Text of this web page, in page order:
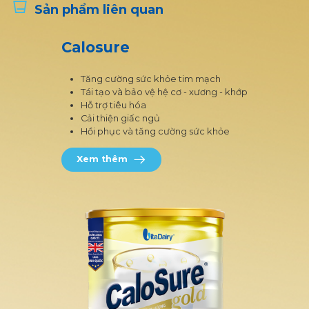
Sản phẩm liên quan
Calosure
Tăng cường sức khỏe tim mạch
Tái tạo và bảo vệ hệ cơ - xương - khớp
Hỗ trợ tiêu hóa
Cải thiện giấc ngủ
Hồi phục và tăng cường sức khỏe
Xem thêm